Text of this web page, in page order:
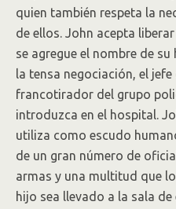
quien también respeta la
de ellos. John acepta
se agregue el nombre de
la tensa negociación, el
francotirador del grupo
introduzca en el hospital.
utiliza como escudo
de un gran número de
armas y una multitud que
hijo sea llevado a la sala